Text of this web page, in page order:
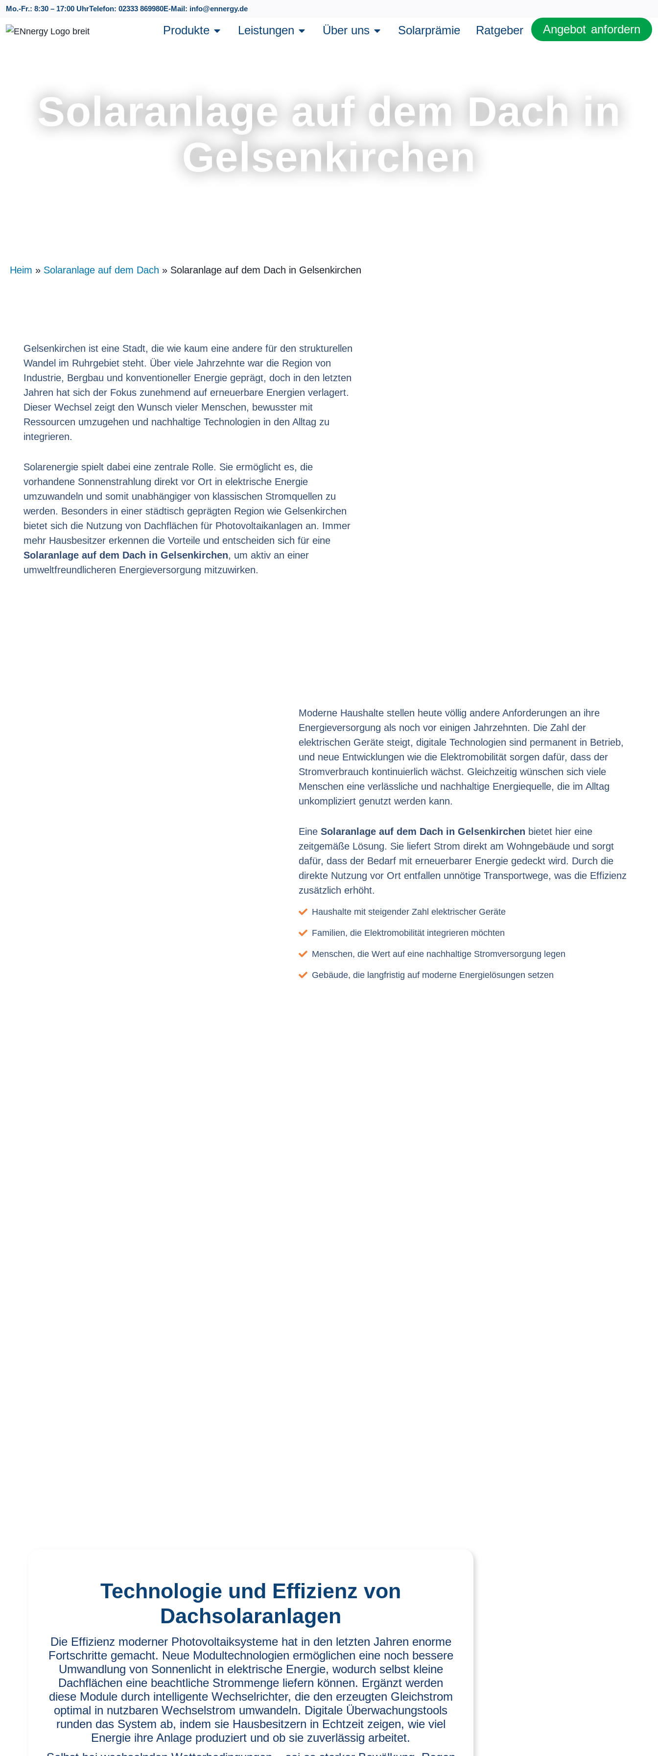
Mo.-Fr.: 8:30 – 17:00 UhrTelefon: 02333 869980E-Mail: info@ennergy.de
Produkte Leistungen Über uns Solarprämie Ratgeber Angebot anfordern
Solaranlage auf dem Dach in
Gelsenkirchen
Heim » Solaranlage auf dem Dach » Solaranlage auf dem Dach in Gelsenkirchen
Gelsenkirchen ist eine Stadt, die wie kaum eine andere für den strukturellen
Wandel im Ruhrgebiet steht. Über viele Jahrzehnte war die Region von
Industrie, Bergbau und konventioneller Energie geprägt, doch in den letzten
Jahren hat sich der Fokus zunehmend auf erneuerbare Energien verlagert.
Dieser Wechsel zeigt den Wunsch vieler Menschen, bewusster mit
Ressourcen umzugehen und nachhaltige Technologien in den Alltag zu
integrieren.
Solarenergie spielt dabei eine zentrale Rolle. Sie ermöglicht es, die
vorhandene Sonnenstrahlung direkt vor Ort in elektrische Energie
umzuwandeln und somit unabhängiger von klassischen Stromquellen zu
werden. Besonders in einer städtisch geprägten Region wie Gelsenkirchen
bietet sich die Nutzung von Dachflächen für Photovoltaikanlagen an. Immer
mehr Hausbesitzer erkennen die Vorteile und entscheiden sich für eine
Solaranlage auf dem Dach in Gelsenkirchen, um aktiv an einer
umweltfreundlicheren Energieversorgung mitzuwirken.
Moderne Haushalte stellen heute völlig andere Anforderungen an ihre
Energieversorgung als noch vor einigen Jahrzehnten. Die Zahl der
elektrischen Geräte steigt, digitale Technologien sind permanent in Betrieb,
und neue Entwicklungen wie die Elektromobilität sorgen dafür, dass der
Stromverbrauch kontinuierlich wächst. Gleichzeitig wünschen sich viele
Menschen eine verlässliche und nachhaltige Energiequelle, die im Alltag
unkompliziert genutzt werden kann.
Eine Solaranlage auf dem Dach in Gelsenkirchen bietet hier eine
zeitgemäße Lösung. Sie liefert Strom direkt am Wohngebäude und sorgt
dafür, dass der Bedarf mit erneuerbarer Energie gedeckt wird. Durch die
direkte Nutzung vor Ort entfallen unnötige Transportwege, was die Effizienz
zusätzlich erhöht.
Haushalte mit steigender Zahl elektrischer Geräte
Familien, die Elektromobilität integrieren möchten
Menschen, die Wert auf eine nachhaltige Stromversorgung legen
Gebäude, die langfristig auf moderne Energielösungen setzen
Technologie und Effizienz von
Dachsolaranlagen
Die Effizienz moderner Photovoltaiksysteme hat in den letzten Jahren enorme
Fortschritte gemacht. Neue Modultechnologien ermöglichen eine noch bessere
Umwandlung von Sonnenlicht in elektrische Energie, wodurch selbst kleine
Dachflächen eine beachtliche Strommenge liefern können. Ergänzt werden
diese Module durch intelligente Wechselrichter, die den erzeugten Gleichstrom
optimal in nutzbaren Wechselstrom umwandeln. Digitale Überwachungstools
runden das System ab, indem sie Hausbesitzern in Echtzeit zeigen, wie viel
Energie ihre Anlage produziert und ob sie zuverlässig arbeitet.